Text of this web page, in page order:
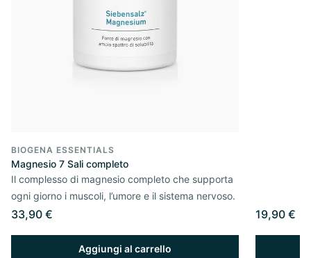
BIOGENA ESSENTIALS
Magnesio 7 Sali completo
Il complesso di magnesio completo che supporta
ogni giorno i muscoli, l’umore e il sistema nervoso.
33,90 €
Aggiungi al carrello
19,90 €